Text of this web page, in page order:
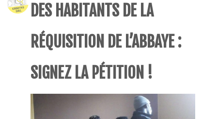
DES HABITANTS DE LA
RÉQUISITION DE L’ABBAYE :
SIGNEZ LA PÉTITION !